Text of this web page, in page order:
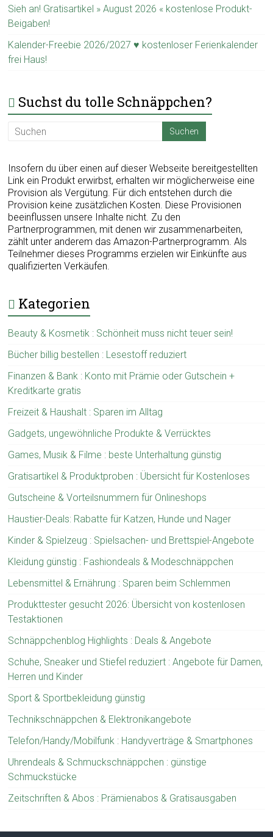
Sieh an! Gratisartikel » August 2026 « kostenlose Produkt-
Beigaben!
Kalender-Freebie 2026/2027 ♥ kostenloser Ferienkalender
frei Haus!
Suchst du tolle Schnäppchen?
Insofern du über einen auf dieser Webseite bereitgestellten
Link ein Produkt erwirbst, erhalten wir möglicherweise eine
Provision als Vergütung. Für dich entstehen durch die
Provision keine zusätzlichen Kosten. Diese Provisionen
beeinflussen unsere Inhalte nicht. Zu den
Partnerprogrammen, mit denen wir zusammenarbeiten,
zählt unter anderem das Amazon-Partnerprogramm. Als
Teilnehmer dieses Programms erzielen wir Einkünfte aus
qualifizierten Verkäufen.
Kategorien
Beauty & Kosmetik : Schönheit muss nicht teuer sein!
Bücher billig bestellen : Lesestoff reduziert
Finanzen & Bank : Konto mit Prämie oder Gutschein +
Kreditkarte gratis
Freizeit & Haushalt : Sparen im Alltag
Gadgets, ungewöhnliche Produkte & Verrücktes
Games, Musik & Filme : beste Unterhaltung günstig
Gratisartikel & Produktproben : Übersicht für Kostenloses
Gutscheine & Vorteilsnummern für Onlineshops
Haustier-Deals: Rabatte für Katzen, Hunde und Nager
Kinder & Spielzeug : Spielsachen- und Brettspiel-Angebote
Kleidung günstig : Fashiondeals & Modeschnäppchen
Lebensmittel & Ernährung : Sparen beim Schlemmen
Produkttester gesucht 2026: Übersicht von kostenlosen
Testaktionen
Schnäppchenblog Highlights : Deals & Angebote
Schuhe, Sneaker und Stiefel reduziert : Angebote für Damen,
Herren und Kinder
Sport & Sportbekleidung günstig
Technikschnäppchen & Elektronikangebote
Telefon/Handy/Mobilfunk : Handyverträge & Smartphones
Uhrendeals & Schmuckschnäppchen : günstige
Schmuckstücke
Zeitschriften & Abos : Prämienabos & Gratisausgaben